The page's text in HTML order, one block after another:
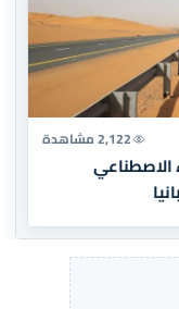
2,122 مشاهدة
الاصطناعي